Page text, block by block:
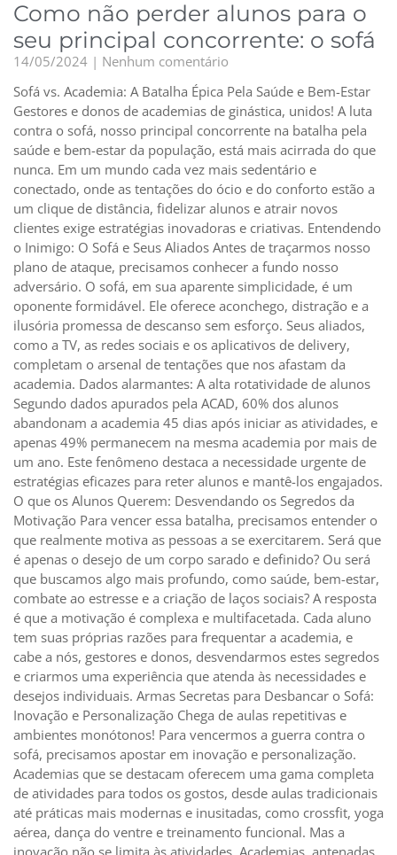
Como não perder alunos para o
seu principal concorrente: o sofá
14/05/2024
Nenhum comentário
Sofá vs. Academia: A Batalha Épica Pela Saúde e Bem-Estar
Gestores e donos de academias de ginástica, unidos! A luta
contra o sofá, nosso principal concorrente na batalha pela
saúde e bem-estar da população, está mais acirrada do que
nunca. Em um mundo cada vez mais sedentário e
conectado, onde as tentações do ócio e do conforto estão a
um clique de distância, fidelizar alunos e atrair novos
clientes exige estratégias inovadoras e criativas. Entendendo
o Inimigo: O Sofá e Seus Aliados Antes de traçarmos nosso
plano de ataque, precisamos conhecer a fundo nosso
adversário. O sofá, em sua aparente simplicidade, é um
oponente formidável. Ele oferece aconchego, distração e a
ilusória promessa de descanso sem esforço. Seus aliados,
como a TV, as redes sociais e os aplicativos de delivery,
completam o arsenal de tentações que nos afastam da
academia. Dados alarmantes: A alta rotatividade de alunos
Segundo dados apurados pela ACAD, 60% dos alunos
abandonam a academia 45 dias após iniciar as atividades, e
apenas 49% permanecem na mesma academia por mais de
um ano. Este fenômeno destaca a necessidade urgente de
estratégias eficazes para reter alunos e mantê-los engajados.
O que os Alunos Querem: Desvendando os Segredos da
Motivação Para vencer essa batalha, precisamos entender o
que realmente motiva as pessoas a se exercitarem. Será que
é apenas o desejo de um corpo sarado e definido? Ou será
que buscamos algo mais profundo, como saúde, bem-estar,
combate ao estresse e a criação de laços sociais? A resposta
é que a motivação é complexa e multifacetada. Cada aluno
tem suas próprias razões para frequentar a academia, e
cabe a nós, gestores e donos, desvendarmos estes segredos
e criarmos uma experiência que atenda às necessidades e
desejos individuais. Armas Secretas para Desbancar o Sofá:
Inovação e Personalização Chega de aulas repetitivas e
ambientes monótonos! Para vencermos a guerra contra o
sofá, precisamos apostar em inovação e personalização.
Academias que se destacam oferecem uma gama completa
de atividades para todos os gostos, desde aulas tradicionais
até práticas mais modernas e inusitadas, como crossfit, yoga
aérea, dança do ventre e treinamento funcional. Mas a
inovação não se limita às atividades. Academias antenadas